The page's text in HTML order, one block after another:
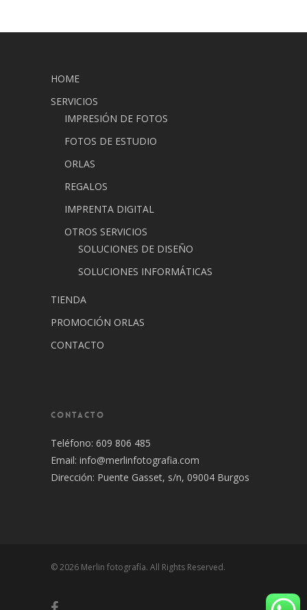
HOME
SERVICIOS
IMPRESIÓN DE FOTOS
FOTOS DE ESTUDIO
ORLAS
REGALOS
IMPRENTA DIGITAL
OTROS SERVICIOS
SOLUCIONES DE DISEÑO
SOLUCIONES INFORMÁTICAS
TIENDA
PROMOCIÓN ORLAS
CONTACTO
CONTACTO
Teléfono: 609 806 485
Email: info@merlinfotografia.com
Dirección: Puente Gasset, s/n, 09004 Burgos
© 2026 Merlin fotografía. All Rights Reserved.